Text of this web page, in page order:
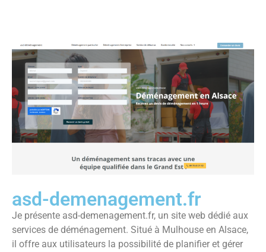
asd-demenagement.fr
Je présente asd-demenagement.fr, un site web dédié aux
services de déménagement. Situé à Mulhouse en Alsace,
il offre aux utilisateurs la possibilité de planifier et gérer